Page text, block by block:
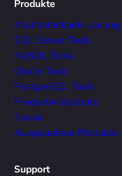
Produkte
Multidatenbank-Lösung
SQL Server Tools
MySQL Tools
Oracle Tools
PostgreSQL Tools
Produktivitätstools
Skyvia
Ausgelaufene Produkte
Support